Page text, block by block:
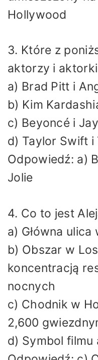
Hollywood
3. Które z
aktorzy i
a) Brad Pitt i
b) Kim
c) Beyoncé i
d) Taylor Swift i
Odpowiedź: a)
Jolie
4. Co to jest
a) Główna
b) Obszar w
koncentracją
nocnych
c) Chodnik w
2,600
d) Symbol filmu